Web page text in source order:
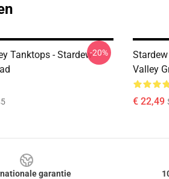
Tanktops - Stardew-20%
Valley
€ 22,49
garantie